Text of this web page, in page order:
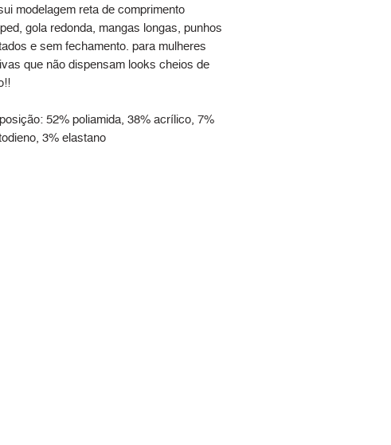
modelagem reta de comprimento
gola redonda, mangas longas, punhos
e sem fechamento. para mulheres
que não dispensam looks cheios de
52% poliamida, 38% acrílico, 7%
3% elastano